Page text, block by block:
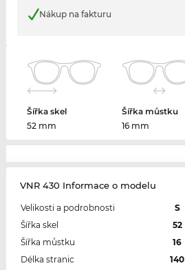
Nákup na fakturu
Šířka skel
52 mm
Šířka můstku
16 mm
VNR 430 Informace o modelu
Velikosti a podrobnosti
S
Šířka skel
52
Šířka můstku
16
Délka stranic
140